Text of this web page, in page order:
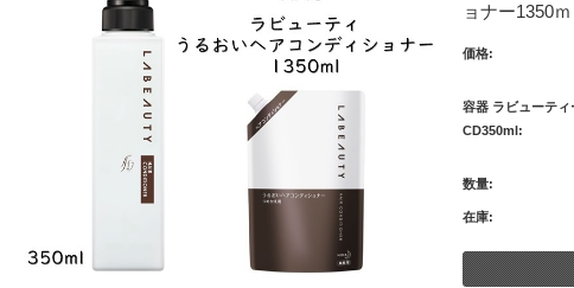
ョナー1350
価格:
容器 ラビューティ
CD350ml:
数量:
在庫: